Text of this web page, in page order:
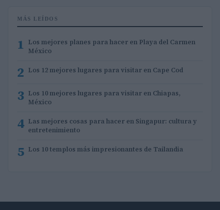
MÁS LEÍDOS
1 Los mejores planes para hacer en Playa del Carmen
México
2 Los 12 mejores lugares para visitar en Cape Cod
3 Los 10 mejores lugares para visitar en Chiapas,
México
4 Las mejores cosas para hacer en Singapur: cultura y
entretenimiento
5 Los 10 templos más impresionantes de Tailandia